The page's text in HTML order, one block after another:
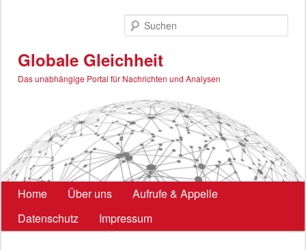
Globale Gleichheit
Das unabhängige Portal für Nachrichten und Analysen
Hauptmenü
Home Über uns
Aufrufe & Appelle
Datenschutz
Impressum